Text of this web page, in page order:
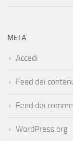
META
Accedi
Feed dei
Feed dei
WordPress.org